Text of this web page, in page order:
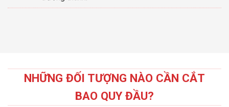
NHỮNG ĐỐI TƯỢNG NÀO CẦN CẮT
BAO QUY ĐẦU?